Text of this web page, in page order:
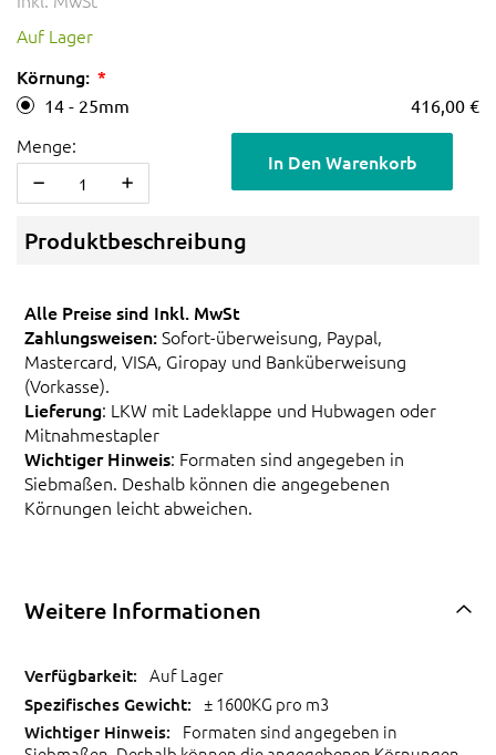
Auf Lager
Körnung:
14 - 25mm 416,00 €
Menge:
In Den Warenkorb
Produktbeschreibung
Alle Preise sind Inkl. MwSt
Zahlungsweisen:Sofort-überweisung, Paypal,
Mastercard, VISA, Giropay und Banküberweisung
(Vorkasse).
Lieferung: LKW mit Ladeklappe und Hubwagen oder
Mitnahmestapler
Wichtiger Hinweis: Formaten sind angegeben in
Siebmaßen. Deshalb können die angegebenen
Körnungen leicht abweichen.
Weitere Informationen
Auf Lager
± 1600KG pro m3
Formaten sind angegeben in